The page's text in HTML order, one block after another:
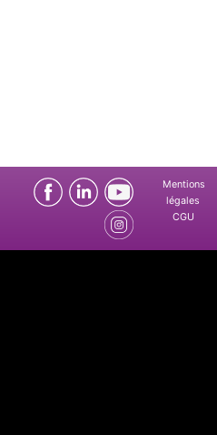
Mentions
légales
CGU